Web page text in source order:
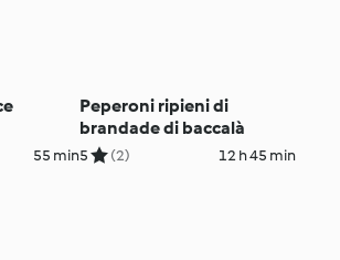
55 min
Peperoni ripieni di
brandade di baccalà
5 (2) 12 h 45 min